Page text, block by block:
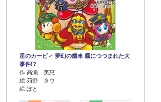
星のカービィ 夢幻の歯車 霧につつまれた大
事件!?
作 高瀬 美恵
絵 苅野 タウ
絵 ぽと